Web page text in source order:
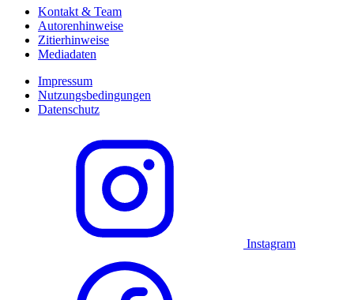
Kontakt & Team
Autorenhinweise
Zitierhinweise
Mediadaten
Impressum
Nutzungsbedingungen
Datenschutz
Instagram